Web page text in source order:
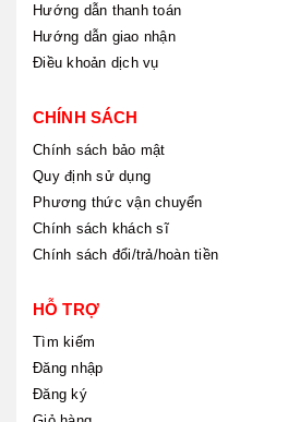
Hướng dẫn thanh toán
Hướng dẫn giao nhận
Điều khoản dịch vụ
CHÍNH SÁCH
Chính sách bảo mật
Quy định sử dụng
Phương thức vận chuyển
Chính sách khách sĩ
Chính sách đổi/trả/hoàn tiền
HỖ TRỢ
Tìm kiếm
Đăng nhập
Đăng ký